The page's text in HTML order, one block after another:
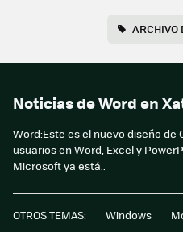
ARCHIVO
Noticias de Word en
Word:Este es el nuevo diseño de
usuarios en Word, Excel y
Microsoft ya está..
OTROS TEMAS: Windows